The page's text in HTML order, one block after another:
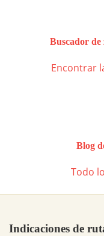
Buscador de
Encontrar
Blog
Todo
Indicaciones de